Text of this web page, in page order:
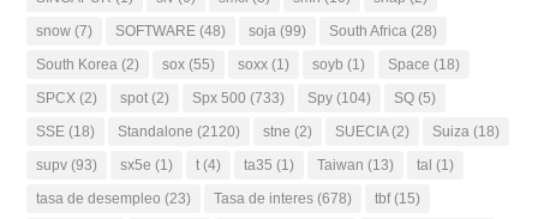
snow (7) SOFTWARE (48) soja (99) South Africa (28)
South Korea (2) sox (55) soxx (1) soyb (1) Space (18)
SPCX (2) spot (2) Spx 500 (733) Spy (104) SQ (5)
SSE (18) Standalone (2120) stne (2) SUECIA(2) Suiza (18)
supv (93) sx5e (1) t (4) ta35 (1) Taiwan (13) tal (1)
tasa de desempleo (23) Tasa de interes (678) tbf(15)